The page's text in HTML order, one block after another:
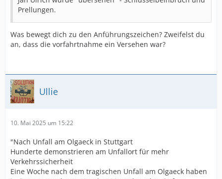
Prellungen.
Was bewegt dich zu den Anführungszeichen? Zweifelst du
an, dass die vorfahrtnahme ein Versehen war?
Ullie
10. Mai 2025 um 15:22
"Nach Unfall am Olgaeck in Stuttgart
Hunderte demonstrieren am Unfallort für mehr
Verkehrssicherheit
Eine Woche nach dem tragischen Unfall am Olgaeck haben